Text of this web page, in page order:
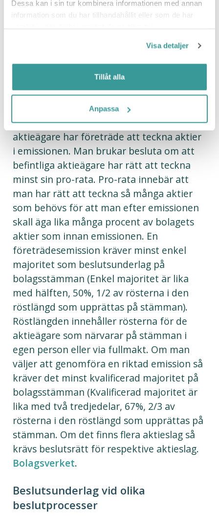
Dessa kan i sin tur kombinera informationen med annan
information som du har tillhandahållit eller som de har
Visa detaljer
Tillåt alla
Anpassa
emission?
ett beslutsunderlag till bolagsstämman att
fatta beslut om. Grundprincipen i en
nyemission är att man skall ge befintliga
aktieägare möjlighet att skydda sitt
innehav mot utspädning. Detta kallas en
företrädesemission, dvs att befintliga
aktieägare har företräde att teckna aktier
i emissionen. Man brukar besluta om att
befintliga aktieägare har rätt att teckna
minst sin pro-rata. Pro-rata innebär att
man har rätt att teckna så många aktier
som behövs för att man efter emissionen
skall äga lika många procent av bolagets
aktier som innan emissionen. En
företrädesemission kräver minst enkel
majoritet som beslutsunderlag på
bolagsstämman (Enkel majoritet är lika
med hälften, 50%, 1/2 av rösterna i den
röstlängd som upprättas på stämman).
Röstlängden innehåller rösterna för de
aktieägare som närvarar på stämman i
egen person eller via fullmakt. Om man
väljer att genomföra en riktad emission så
kräver det minst kvalificerad majoritet på
bolagsstämman (Kvalificerad majoritet är
lika med två tredjedelar, 67%, 2/3 av
rösterna i den röstlängd som upprättas på
stämman. Om det finns flera aktieslag så
krävs beslutsrätt för respektive aktieslag.
Bolagsverket.
Beslutsunderlag vid olika
beslutprocesser